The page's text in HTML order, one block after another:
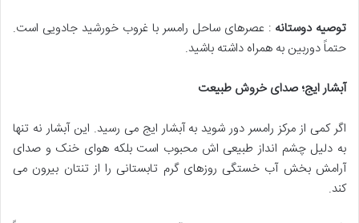
توصیه دوستانه : عصرهای ساحل رامسر با غروب خورشید جادویی است.
حتماً دوربین به همراه داشته باشید.
آبشار ایج؛ صدای خروش طبیعت
اگر کمی از مرکز رامسر دور شوید به آبشار ایج می رسید. این آبشار نه تنها
به دلیل چشم انداز طبیعی اش محبوب است بلکه هوای خنک و صدای
آرامش بخش آب خستگی روزهای گرم تابستانی را از تنتان بیرون می
کند.